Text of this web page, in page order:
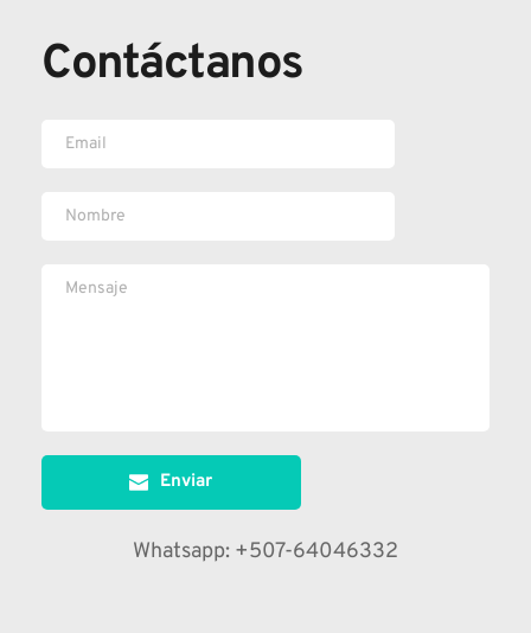
Contáctanos
Enviar
Whatsapp: +507-64046332